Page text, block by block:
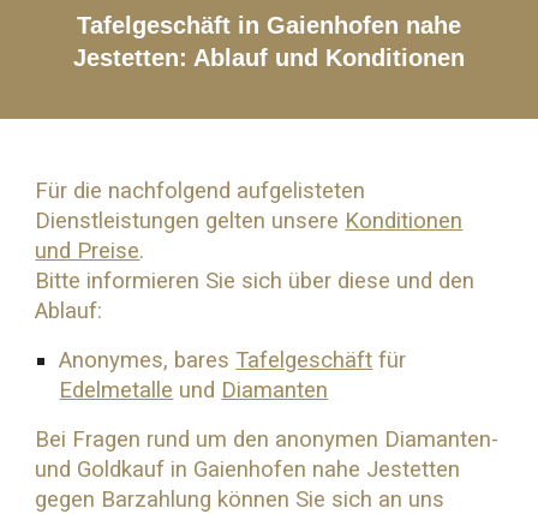
Tafelgeschäft in Gaienhofen nahe
Jestetten: Ablauf und Konditionen
Für die nachfolgend aufgelisteten
Dienstleistungen gelten unsere Konditionen
und Preise.
Bitte informieren Sie sich über diese und den
Ablauf:
Anonymes, bares Tafelgeschäft für
Edelmetalle und Diamanten
Bei Fragen rund um den anonymen Diamanten-
und Goldkauf in Gaienhofen nahe Jestetten
gegen Barzahlung können Sie sich an uns